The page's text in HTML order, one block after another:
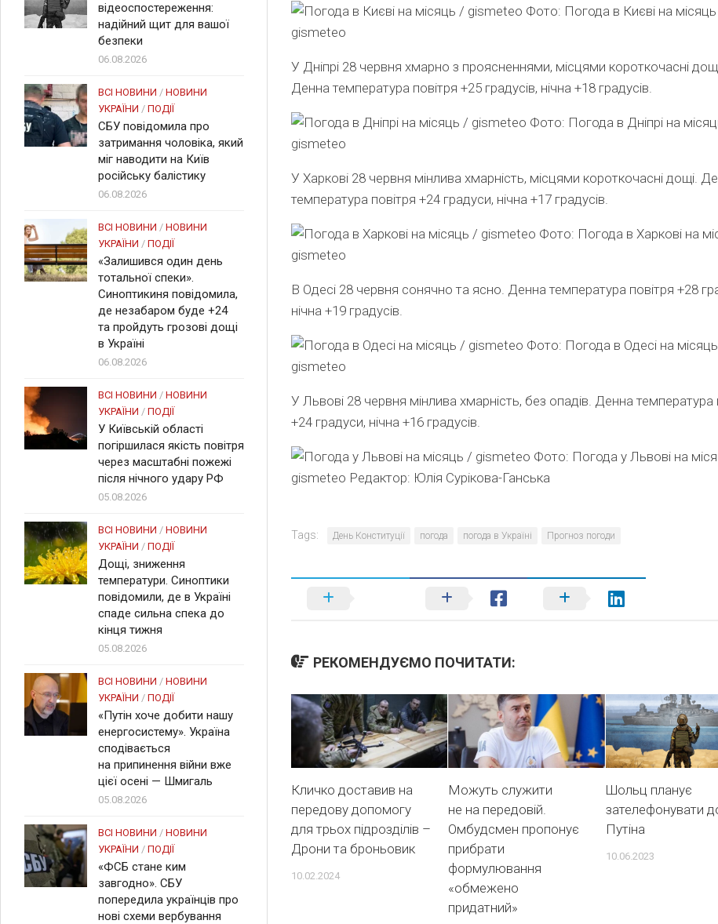
Фото: Погода в Києві на
gismeteo
У Дніпрі 28 червня хмарно з проясненнями, місцями короткочасні
Денна температура повітря +25 градусів, нічна +18 градусів.
Фото: Погода в Дніпрі на
gismeteo
У Харкові 28 червня мінлива хмарність, місцями короткочасні дощі.
температура повітря +24 градуси, нічна +17 градусів.
Фото: Погода в Харкові на
gismeteo
В Одесі 28 червня сонячно та ясно. Денна температура повітря +28
нічна +19 градусів.
Фото: Погода в Одесі на
gismeteo
У Львові 28 червня мінлива хмарність, без опадів. Денна температура
+24 градуси, нічна +16 градусів.
Фото: Погода у Львові на
gismeteo Редактор: Юлія Сурікова-Ганська
Tags: День Конституції погода погода в Україні Прогноз погоди
РЕКОМЕНДУЄМО ПОЧИТАТИ:
Кличко доставив на
передову допомогу
для трьох підрозділів –
Дрони та броньовик
10.02.2024
Можуть служити
не на передовій.
Омбудсмен пропонує
прибрати
формулювання
«обмежено
придатний»
Шольц планує
зателефонувати
Путіна
10.06.2023
відеоспостереження:
надійний щит для вашої
безпеки
06.08.2026
ВСІ НОВИНИ / НОВИНИ
УКРАЇНИ / ПОДІЇ
СБУ повідомила про
затримання чоловіка, який
міг наводити на Київ
російську балістику
06.08.2026
ВСІ НОВИНИ / НОВИНИ
УКРАЇНИ / ПОДІЇ
«Залишився один день
тотальної спеки».
Синоптикиня повідомила,
де незабаром буде +24
та пройдуть грозові дощі
в Україні
06.08.2026
ВСІ НОВИНИ / НОВИНИ
УКРАЇНИ / ПОДІЇ
У Київській області
погіршилася якість повітря
через масштабні пожежі
після нічного удару РФ
05.08.2026
ВСІ НОВИНИ / НОВИНИ
УКРАЇНИ / ПОДІЇ
Дощі, зниження
температури. Синоптики
повідомили, де в Україні
спаде сильна спека до
кінця тижня
05.08.2026
ВСІ НОВИНИ / НОВИНИ
УКРАЇНИ / ПОДІЇ
«Путін хоче добити нашу
енергосистему». Україна
сподівається
на припинення війни вже
цієї осені — Шмигаль
05.08.2026
ВСІ НОВИНИ / НОВИНИ
УКРАЇНИ / ПОДІЇ
«ФСБ стане ким
завгодно». СБУ
попередила українців про
нові схеми вербування